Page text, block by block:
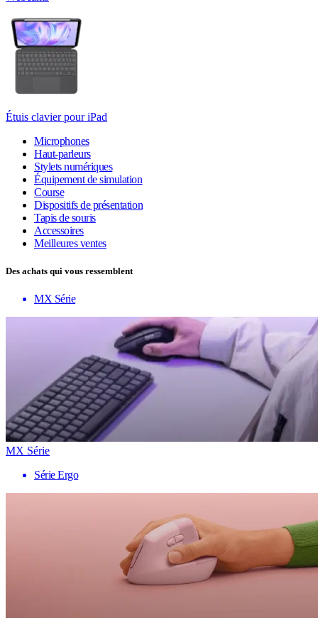
Étuis clavier pour iPad
Microphones
Haut-parleurs
Stylets numériques
Équipement de simulation
Course
Dispositifs de présentation
Tapis de souris
Accessoires
Meilleures ventes
Des achats qui vous ressemblent
MX Série
MX Série
Série Ergo